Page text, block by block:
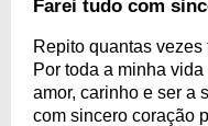
Farei tudo com
Repito quantas
Por toda a minha
amor, carinho e ser a
com sincero coração